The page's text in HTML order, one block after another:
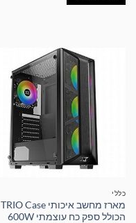
כללי
מארז מחשב איכותי TRIO Case
הכולל ספק כח עוצמתי 600W